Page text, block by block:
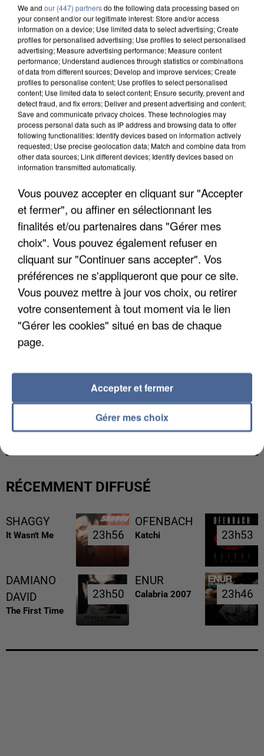
INTERPELLÉ EN ALGÉRIE
UNE TOURISTE DE L’OISE EMPORTÉE PAR UNE
COULÉE DE BOUE EN HAUTE-SAVOIE
RÉCEMMENT DIFFUSÉ
SHAGGY
It Wasn't Me 23h56
23h56
OFENBACH
Katchi 23h53
23h53
DAMIANO
DAVID
The First Time
23h50
23h50
ENUR
Calabria 2007 23h46
23h46
We and our (447) partnersdo the following data processing based on
your consent and/or our legitimate interest: Store and/or access
information on a device; Use limited data to select advertising; Create
profiles for personalised advertising; Use profiles to select personalised
advertising; Measure advertising performance; Measure content
performance; Understand audiences through statistics or combinations
of data from different sources; Develop and improve services; Create
profiles to personalise content; Use profiles to select personalised
content; Use limited data to select content; Ensure security, prevent and
detect fraud, and fix errors; Deliver and present advertising and content;
Save and communicate privacy choices. These technologies may
process personal data such as IP address and browsing data to offer
following functionalities: Identify devices based on information actively
requested; Use precise geolocation data; Match and combine data from
other data sources; Link different devices; Identify devices based on
information transmitted automatically.
Vous pouvez accepter en cliquant sur "Accepter
et fermer", ou affiner en sélectionnant les
finalités et/ou partenaires dans "Gérer mes
choix". Vous pouvez également refuser en
cliquant sur "Continuer sans accepter". Vos
préférences ne s'appliqueront que pour ce site.
Vous pouvez mettre à jour vos choix, ou retirer
votre consentement à tout moment via le lien
"Gérer les cookies" situé en bas de chaque
page.
Gérer mes choix
Accepter et fermer